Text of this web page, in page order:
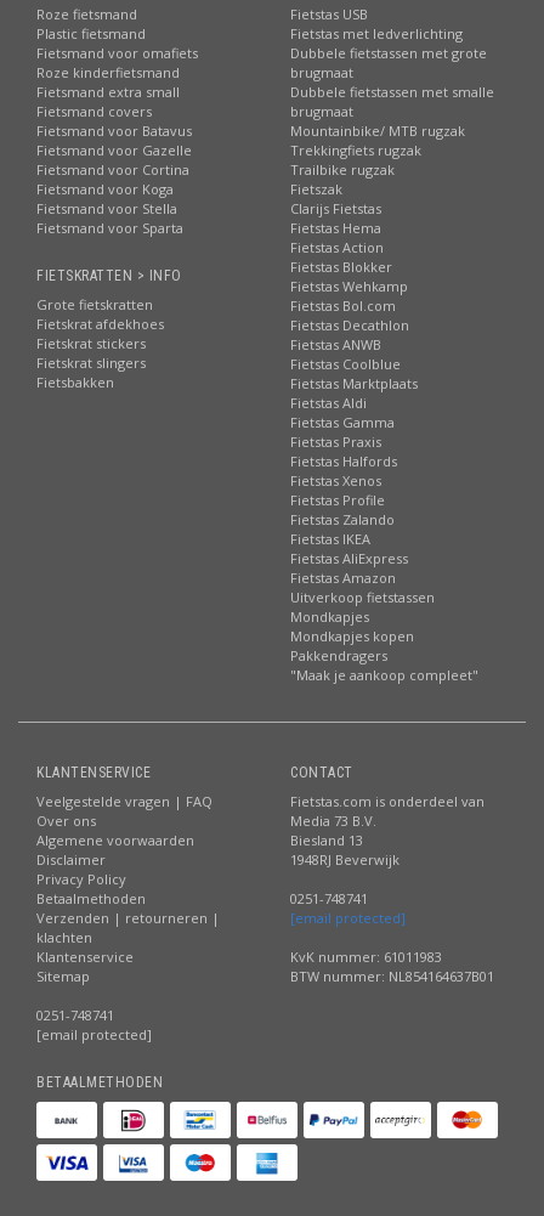
Roze fietsmand
Plastic fietsmand
Fietsmand voor omafiets
Roze kinderfietsmand
Fietsmand extra small
Fietsmand covers
Fietsmand voor Batavus
Fietsmand voor Gazelle
Fietsmand voor Cortina
Fietsmand voor Koga
Fietsmand voor Stella
Fietsmand voor Sparta
FIETSKRATTEN > INFO
Grote fietskratten
Fietskrat afdekhoes
Fietskrat stickers
Fietskrat slingers
Fietsbakken
Fietstas USB
Fietstas met ledverlichting
Dubbele fietstassen met grote
brugmaat
Dubbele fietstassen met smalle
brugmaat
Mountainbike/ MTB rugzak
Trekkingfiets rugzak
Trailbike rugzak
Fietszak
Clarijs Fietstas
Fietstas Hema
Fietstas Action
Fietstas Blokker
Fietstas Wehkamp
Fietstas Bol.com
Fietstas Decathlon
Fietstas ANWB
Fietstas Coolblue
Fietstas Marktplaats
Fietstas Aldi
Fietstas Gamma
Fietstas Praxis
Fietstas Halfords
Fietstas Xenos
Fietstas Profile
Fietstas Zalando
Fietstas IKEA
Fietstas AliExpress
Fietstas Amazon
Uitverkoop fietstassen
Mondkapjes
Mondkapjes kopen
Pakkendragers
"Maak je aankoop compleet"
KLANTENSERVICE
Veelgestelde vragen | FAQ
Over ons
Algemene voorwaarden
Disclaimer
Privacy Policy
Betaalmethoden
Verzenden | retourneren |
klachten
Klantenservice
Sitemap
0251-748741
[email protected]
CONTACT
Fietstas.com is onderdeel van
Media 73 B.V.
Biesland 13
1948RJ Beverwijk
0251-748741
[email protected]
KvK nummer: 61011983
BTW nummer: NL854164637B01
BETAALMETHODEN